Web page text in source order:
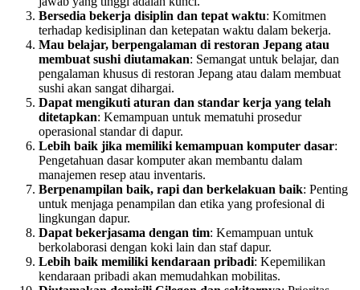
Bersedia bekerja disiplin dan tepat waktu: Komitmen
terhadap kedisiplinan dan ketepatan waktu dalam bekerja.
Mau belajar, berpengalaman di restoran Jepang atau
membuat sushi diutamakan: Semangat untuk belajar, dan
pengalaman khusus di restoran Jepang atau dalam membuat
sushi akan sangat dihargai.
Dapat mengikuti aturan dan standar kerja yang telah
ditetapkan: Kemampuan untuk mematuhi prosedur
operasional standar di dapur.
Lebih baik jika memiliki kemampuan komputer dasar:
Pengetahuan dasar komputer akan membantu dalam
manajemen resep atau inventaris.
Berpenampilan baik, rapi dan berkelakuan baik: Penting
untuk menjaga penampilan dan etika yang profesional di
lingkungan dapur.
Dapat bekerjasama dengan tim: Kemampuan untuk
berkolaborasi dengan koki lain dan staf dapur.
Lebih baik memiliki kendaraan pribadi: Kepemilikan
kendaraan pribadi akan memudahkan mobilitas.